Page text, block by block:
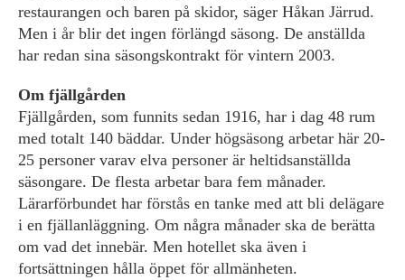
restaurangen och baren på skidor, säger Håkan Järrud.
Men i år blir det ingen förlängd säsong. De anställda
har redan sina säsongskontrakt för vintern 2003.
Om fjällgården
Fjällgården, som funnits sedan 1916, har i dag 48 rum
med totalt 140 bäddar. Under högsäsong arbetar här 20-
25 personer varav elva personer är heltidsanställda
säsongare. De flesta arbetar bara fem månader.
Lärarförbundet har förstås en tanke med att bli delägare
i en fjällanläggning. Om några månader ska de berätta
om vad det innebär. Men hotellet ska även i
fortsättningen hålla öppet för allmänheten.